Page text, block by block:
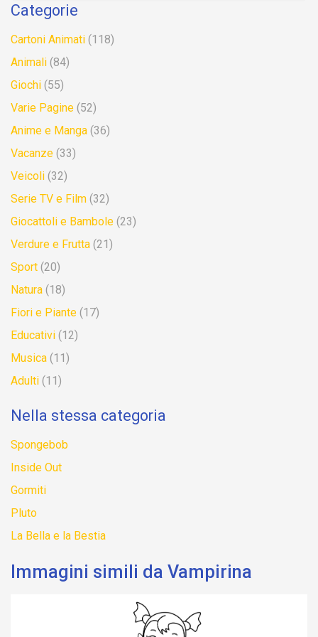
Categorie
Cartoni Animati (118)
Animali (84)
Giochi (55)
Varie Pagine (52)
Anime e Manga (36)
Vacanze (33)
Veicoli (32)
Serie TV e Film (32)
Giocattoli e Bambole (23)
Verdure e Frutta (21)
Sport (20)
Natura (18)
Fiori e Piante (17)
Educativi (12)
Musica (11)
Adulti (11)
Nella stessa categoria
Spongebob
Inside Out
Gormiti
Pluto
La Bella e la Bestia
Immagini simili da Vampirina